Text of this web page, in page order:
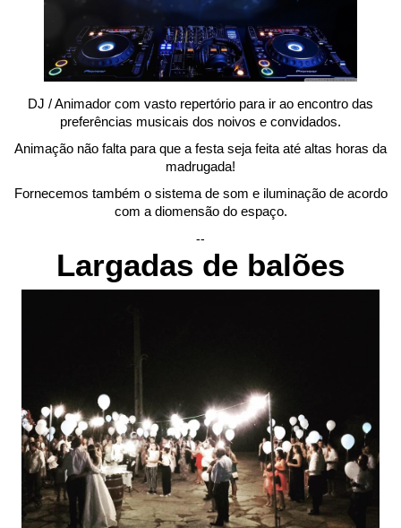
DJ / Animador com vasto repertório para ir ao encontro das
preferências musicais dos noivos e convidados.
Animação não falta para que a festa seja feita até altas horas da
madrugada!
Fornecemos também o sistema de som e iluminação de acordo
com a diomensão do espaço.
--
Largadas de balões